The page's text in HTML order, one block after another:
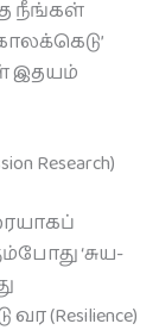
நீங்கள்
இதயம்
Research)
‘சுய-
(Resilience)